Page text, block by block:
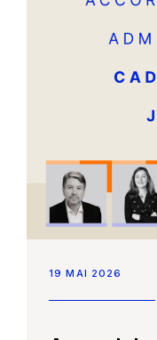
19 MAI 2026